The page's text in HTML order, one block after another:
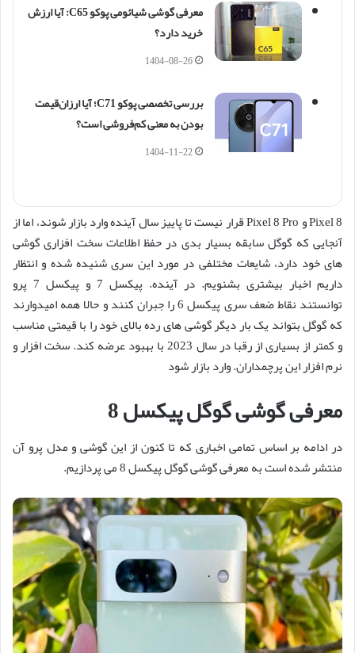
معرفی گوشی شیائومی پوکو C65: آیا ارزش
خرید دارد؟
1404-08-26
بررسی تخصصی پوکو C71؛ آیا ارزان‌قیمت
بودن به معنی کم‌فروشی است؟
1404-11-22
Pixel 8 و Pixel 8 Pro قرار نیست تا پاییز سال آینده وارد بازار شوند، اما از
آنجایی که گوگل سابقه بسیار بدی در حفظ اطلاعات سخت افزاری گوشی
های خود دارد، شایعات مختلفی در مورد این سری شنیده شده و انتظار
داریم اخبار بیشتری بشنویم. در آینده. پیکسل 7 و پیکسل 7 پرو
توانستند نقاط ضعف سری پیکسل 6 را جبران کنند و حالا همه امیدوارند
که گوگل بتواند یک بار دیگر گوشی های رده بالای خود را با قیمتی مناسب
و کمتر از بسیاری از رقبا در سال 2023 با بهبود عرضه کند. سخت افزار و
نرم افزار این پرچمداران. وارد بازار شود
معرفی گوشی گوگل پیکسل 8
در ادامه بر اساس تمامی اخباری که تا کنون از این گوشی و مدل پرو آن
منتشر شده است به معرفی گوشی گوگل پیکسل 8 می پردازیم.